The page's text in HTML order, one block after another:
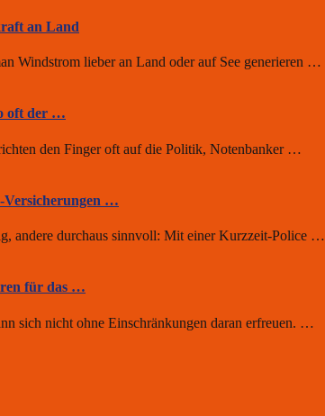
an Land
Windstrom lieber an Land oder auf See generieren …
oft der …
den Finger oft auf die Politik, Notenbanker …
Versicherungen …
andere durchaus sinnvoll: Mit einer Kurzzeit-Police …
für das …
sich nicht ohne Einschränkungen daran erfreuen. …